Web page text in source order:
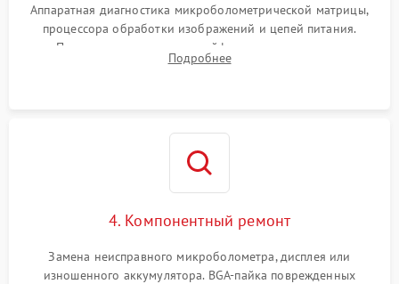
Аппаратная диагностика микроболометрической матрицы,
процессора обработки изображений и цепей питания.
Проверка целостности шлейфов, модуля памяти и
интерфейсов связи. Выявление сгоревших SMD-компонентов
Подробнее
4. Компонентный ремонт
Замена неисправного микроболометра, дисплея или
изношенного аккумулятора. BGA-пайка поврежденных